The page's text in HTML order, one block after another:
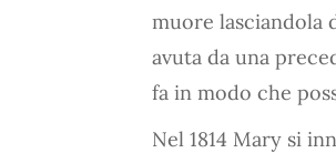
muore lasciandola
avuta da una
fa in modo che
Nel 1814 Mary si